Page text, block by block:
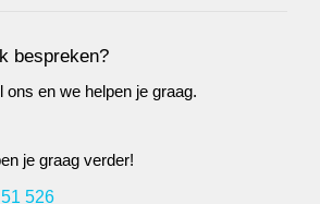
bespreken?
ons en we helpen je graag.
je graag verder!
526